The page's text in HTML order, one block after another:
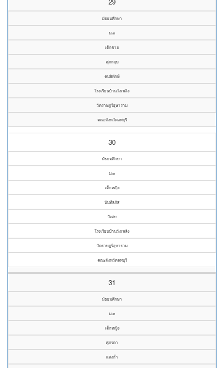
มัธยมศึกษา
ม.๓
เด็กชาย
ศุภกฤษ
คนพิทักษ์
โรงเรียนบ้านวังเพลิง
วัดราษฎร์อุษาราม
คณะจังหวัดลพบุรี
30
มัธยมศึกษา
ม.๓
เด็กหญิง
นันท์ลภัส
วิเศษ
โรงเรียนบ้านวังเพลิง
วัดราษฎร์อุษาราม
คณะจังหวัดลพบุรี
31
มัธยมศึกษา
ม.๓
เด็กหญิง
ศุภรดา
แสงก่ำ